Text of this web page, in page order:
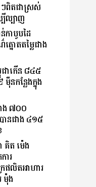
ពិតជាស្រស់
ល្បាញ
កាបូបដៃ
ោតតម្លៃជាង
ា​កើន​ ​៨៤៥​
ម៉ឺន​កន្លែង​ក្នុង​
ាង ៧០០
នជាង ៤១៥
គិត ម៉េង
ារ
រផលិតអាហារ
ម៉ុង